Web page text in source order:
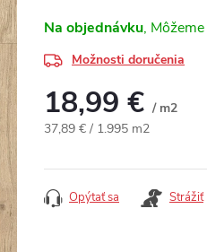
Na objednávku
Možnosti doručenia
18,99 € / m2
Jednotková cena:
37,89 € / 1.995 m2
Opýtať sa Strážiť